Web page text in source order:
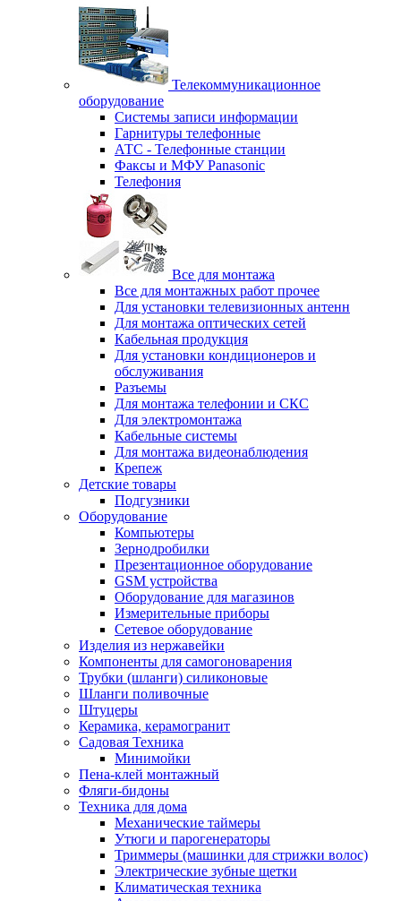
Телекоммуникационное
оборудование
Системы записи информации
Гарнитуры телефонные
АТС - Телефонные станции
Факсы и МФУ Panasonic
Телефония
Все для монтажа
Все для монтажных работ прочее
Для установки телевизионных антенн
Для монтажа оптических сетей
Кабельная продукция
Для установки кондиционеров и
обслуживания
Разъемы
Для монтажа телефонии и СКС
Для электромонтажа
Кабельные системы
Для монтажа видеонаблюдения
Крепеж
Детские товары
Подгузники
Оборудование
Компьютеры
Зернодробилки
Презентационное оборудование
GSM устройства
Оборудование для магазинов
Измерительные приборы
Сетевое оборудование
Изделия из нержавейки
Компоненты для самогоноварения
Трубки (шланги) силиконовые
Шланги поливочные
Штуцеры
Керамика, керамогранит
Садовая Техника
Минимойки
Пена-клей монтажный
Фляги-бидоны
Техника для дома
Механические таймеры
Утюги и парогенераторы
Триммеры (машинки для стрижки волос)
Электрические зубные щетки
Климатическая техника